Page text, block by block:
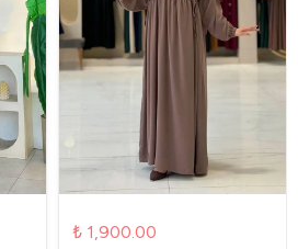
₺ 1,900.00